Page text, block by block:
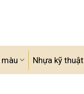
Nhựa kỹ thuật